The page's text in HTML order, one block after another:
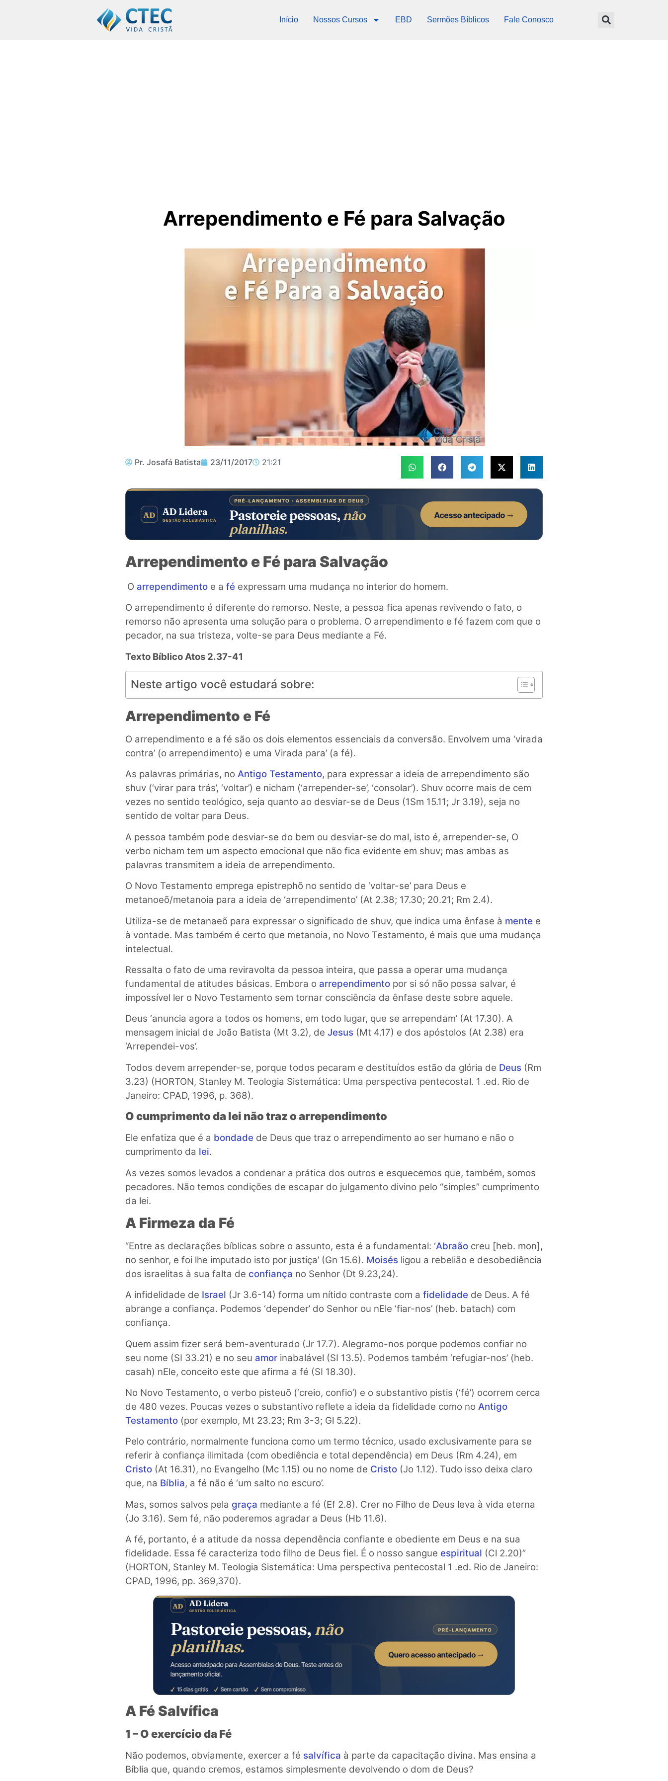
Início Nossos Cursos EBD Sermões Bíblicos Fale Conosco
Arrependimento e Fé para Salvação
Pr. Josafá Batista 23/11/2017 21:21
Arrependimento e Fé para Salvação
O arrependimento e a fé expressam uma mudança no interior do homem.
O arrependimento é diferente do remorso. Neste, a pessoa fica apenas revivendo o fato, o
remorso não apresenta uma solução para o problema. O arrependimento e fé fazem com que o
pecador, na sua tristeza, volte-se para Deus mediante a Fé.
Texto BíblicoAtos 2.37-41
Neste artigo você estudará sobre:
Arrependimento e Fé
O arrependimento e a fé são os dois elementos essenciais da conversão. Envolvem uma ‘virada
contra’ (o arrependimento) e uma Virada para’ (a fé).
As palavras primárias, no Antigo Testamento, para expressar a ideia de arrependimento são
shuv (‘virar para trás’, ‘voltar’) e nicham (‘arrepender-se’, ‘consolar’). Shuv ocorre mais de cem
vezes no sentido teológico, seja quanto ao desviar-se de Deus (1Sm 15.11; Jr 3.19), seja no
sentido de voltar para Deus.
A pessoa também pode desviar-se do bem ou desviar-se do mal, isto é, arrepender-se, O
verbo nicham tem um aspecto emocional que não fica evidente em shuv; mas ambas as
palavras transmitem a ideia de arrependimento.
O Novo Testamento emprega epistrephõ no sentido de ‘voltar-se’ para Deus e
metanoeõ/metanoia para a ideia de ‘arrependimento’ (At 2.38; 17.30; 20.21; Rm 2.4).
Utiliza-se de metanaeõ para expressar o significado de shuv, que indica uma ênfase à mente e
à vontade. Mas também é certo que metanoia, no Novo Testamento, é mais que uma mudança
intelectual.
Ressalta o fato de uma reviravolta da pessoa inteira, que passa a operar uma mudança
fundamental de atitudes básicas. Embora o arrependimento por si só não possa salvar, é
impossível ler o Novo Testamento sem tornar consciência da ênfase deste sobre aquele.
Deus ‘anuncia agora a todos os homens, em todo lugar, que se arrependam’ (At 17.30). A
mensagem inicial de João Batista (Mt 3.2), de Jesus (Mt 4.17) e dos apóstolos (At 2.38) era
‘Arrependei-vos’.
Todos devem arrepender-se, porque todos pecaram e destituídos estão da glória de Deus (Rm
3.23) (HORTON, Stanley M. Teologia Sistemática: Uma perspectiva pentecostal. 1 .ed. Rio de
Janeiro: CPAD, 1996, p. 368).
O cumprimento da lei não traz o arrependimento
Ele enfatiza que é a bondade de Deus que traz o arrependimento ao ser humano e não o
cumprimento da lei.
As vezes somos levados a condenar a prática dos outros e esquecemos que, também, somos
pecadores. Não temos condições de escapar do julgamento divino pelo “simples” cumprimento
da lei.
A Firmeza da Fé
“Entre as declarações bíblicas sobre o assunto, esta é a fundamental: ‘Abraão creu [heb. mon],
no senhor, e foi lhe imputado isto por justiça’ (Gn 15.6). Moisés ligou a rebelião e desobediência
dos israelitas à sua falta de confiança no Senhor (Dt 9.23,24).
A infidelidade de Israel (Jr 3.6-14) forma um nítido contraste com a fidelidade de Deus. A fé
abrange a confiança. Podemos ‘depender’ do Senhor ou nEle ‘fiar-nos’ (heb. batach) com
confiança.
Quem assim fizer será bem-aventurado (Jr 17.7). Alegramo-nos porque podemos confiar no
seu nome (SI 33.21) e no seu amor inabalável (SI 13.5). Podemos também ‘refugiar-nos’ (heb.
casah) nEle, conceito este que afirma a fé (SI 18.30).
No Novo Testamento, o verbo pisteuõ (‘creio, confio’) e o substantivo pistis (‘fé’) ocorrem cerca
de 480 vezes. Poucas vezes o substantivo reflete a ideia da fidelidade como no Antigo
Testamento (por exemplo, Mt 23.23; Rm 3-3; Gl 5.22).
Pelo contrário, normalmente funciona como um termo técnico, usado exclusivamente para se
referir à confiança ilimitada (com obediência e total dependência) em Deus (Rm 4.24), em
Cristo (At 16.31), no Evangelho (Mc 1.15) ou no nome de Cristo (Jo 1.12). Tudo isso deixa claro
que, na Bíblia, a fé não é ‘um salto no escuro’.
Mas, somos salvos pela graça mediante a fé (Ef 2.8). Crer no Filho de Deus leva à vida eterna
(Jo 3.16). Sem fé, não poderemos agradar a Deus (Hb 11.6).
A fé, portanto, é a atitude da nossa dependência confiante e obediente em Deus e na sua
fidelidade. Essa fé caracteriza todo filho de Deus fiel. É o nosso sangue espiritual (Cl 2.20)”
(HORTON, Stanley M. Teologia Sistemática: Uma perspectiva pentecostal 1 .ed. Rio de Janeiro:
CPAD, 1996, pp. 369,370).
A Fé Salvífica
1 – O exercício da Fé
Não podemos, obviamente, exercer a fé salvífica à parte da capacitação divina. Mas ensina a
Bíblia que, quando cremos, estamos simplesmente devolvendo o dom de Deus?